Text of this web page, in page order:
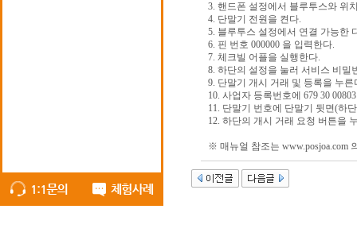
3. 핸드폰 설정에서 블루투스와 위
4. 단말기 전원을 켠다.
5. 블루투스 설정에서 연결 가능한
6. 핀 번호 000000 을 입력한다.
7. 체크빌 어플을 실행한다.
8. 하단의 설정을 눌러 서비스 비밀
9. 단말기 개시 거래 및 등록을 누
10. 사업자 등록번호에 679 30
11. 단말기 번호에 단말기 뒷면(하
12. 하단의 개시 거래 요청 버튼을
※ 매뉴얼 참조는 www.posjoa.com